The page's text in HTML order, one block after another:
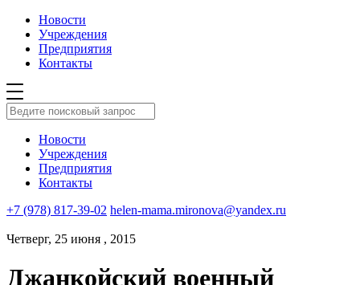
Новости
Учреждения
Предприятия
Контакты
Новости
Учреждения
Предприятия
Контакты
+7 (978) 817-39-02 helen-mama.mironova@yandex.ru
Четверг, 25 июня , 2015
Джанкойский военный